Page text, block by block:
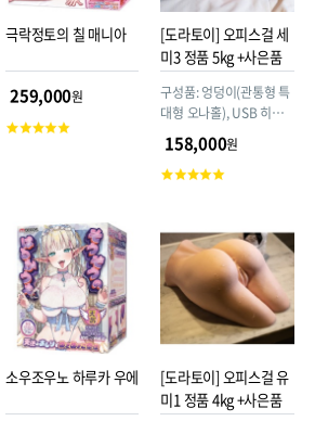
극락정토의 칠 매니아
259,000원
고
[도라토이] 오피스걸 세
미3 정품 5kg +사은품
구성품: 엉덩이(관통형 특
대형 오나홀), USB 히팅
스틱(열이 금방 올라오니,
1분 이상 사용하지 마세
요), 규조토 드라이스틱,
158,000원
고
점
소우조우노 하루카 우에
[도라토이] 오피스걸 유
미1 정품 4kg +사은품